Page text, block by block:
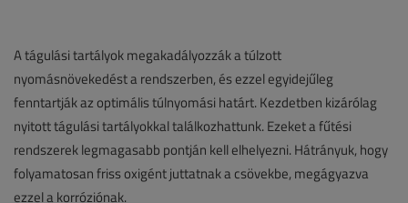
A tágulási tartályok megakadályozzák a túlzott
nyomásnövekedést a rendszerben, és ezzel egyidejűleg
fenntartják az optimális túlnyomási határt. Kezdetben kizárólag
nyitott tágulási tartályokkal találkozhattunk. Ezeket a fűtési
rendszerek legmagasabb pontján kell elhelyezni. Hátrányuk, hogy
folyamatosan friss oxigént juttatnak a csövekbe, megágyazva
ezzel a korróziónak.